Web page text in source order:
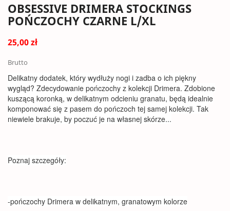
OBSESSIVE DRIMERA STOCKINGS
POŃCZOCHY CZARNE L/XL
25,00 zł
Brutto
Delikatny dodatek, który wydłuży nogi i zadba o ich piękny
wygląd? Zdecydowanie pończochy z kolekcji Drimera. Zdobione
kuszącą koronką, w delikatnym odcieniu granatu, będą idealnie
komponować się z pasem do pończoch tej samej kolekcji. Tak
niewiele brakuje, by poczuć je na własnej skórze...
Poznaj szczegóły:
-pończochy Drimera w delikatnym, granatowym kolorze